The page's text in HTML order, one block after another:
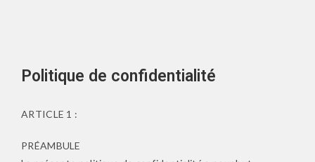
Politique de confidentialité
ARTICLE 1 :
PRÉAMBULE